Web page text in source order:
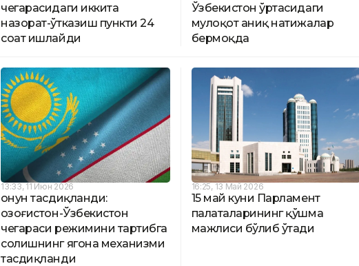
чегарасидаги иккита
назорат-ўтказиш пункти 24
соат ишлайди
Ўзбекистон ўртасидаги
мулоқот аниқ натижалар
бермоқда
13:33, 11 Июн 2026
Қонун тасдиқланди:
Қозоғистон-Ўзбекистон
чегараси режимини тартибга
солишнинг ягона механизми
тасдиқланди
16:25, 13 Май 2026
15 май куни Парламент
палаталарининг қўшма
мажлиси бўлиб ўтади